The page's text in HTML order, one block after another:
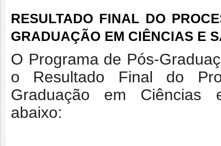
RESULTADO FINAL DO
GRADUAÇÃO EM CIÊNCIAS E
O Programa de Pós-
o Resultado Final do
Graduação em Ciências
abaixo: